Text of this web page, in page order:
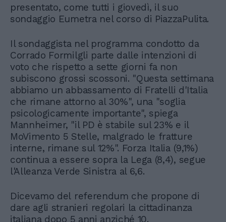
presentato, come tutti i giovedì, il suo
sondaggio Eumetra nel corso di PiazzaPulita.
Il sondaggista nel programma condotto da
Corrado Formilgli parte dalle intenzioni di
voto che rispetto a sette giorni fa non
subiscono grossi scossoni. "Questa settimana
abbiamo un abbassamento di Fratelli d'Italia
che rimane attorno al 30%", una "soglia
psicologicamente importante", spiega
Mannheimer, "il PD è stabile sul 23% e il
MoVimento 5 Stelle, malgrado le fratture
interne, rimane sul 12%". Forza Italia (9,1%)
continua a essere sopra la Lega (8,4), segue
l'Alleanza Verde Sinistra al 6,6.
Dicevamo del referendum che propone di
dare agli stranieri regolari la cittadinanza
italiana dopo 5 anni anziché 10.